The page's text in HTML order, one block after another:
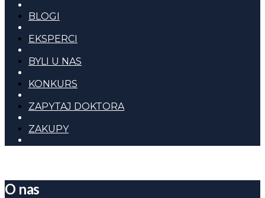
BLOGI
EKSPERCI
BYLI U NAS
KONKURS
ZAPYTAJ DOKTORA
ZAKUPY
O nas